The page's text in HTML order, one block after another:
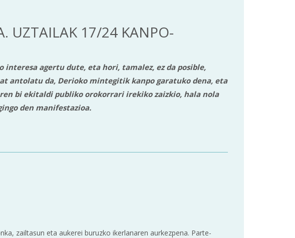
UZTAILAK 17/24 KANPO-
interesa agertu dute, eta hori, tamalez, ez da posible,
antolatu da, Derioko mintegitik kanpo garatuko dena, eta
bi ekitaldi publiko orokorrari irekiko zaizkio, hala nola
den manifestazioa.
zailtasun eta aukerei buruzko ikerlanaren aurkezpena. Parte-